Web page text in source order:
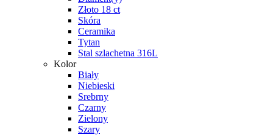
Złoto 18 ct
Skóra
Ceramika
Tytan
Stal szlachetna 316L
Kolor
Biały
Niebieski
Srebrny
Czarny
Zielony
Szary